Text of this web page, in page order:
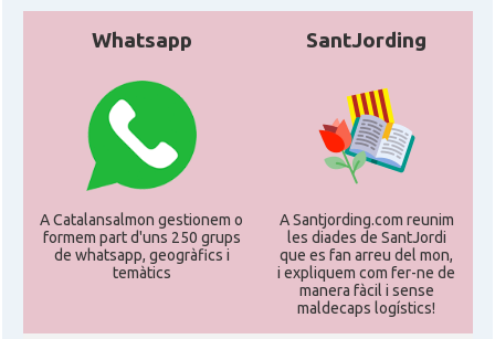
Delegació Delegació del Govern a Itàlia
Consolat Consolat general a Milano
Consolat Consolat general a Roma
Whatsapp
A Catalansalmon gestionem o
formem part d'uns 250 grups
de whatsapp, geogràfics i
temàtics
SantJording
A Santjording.com reunim
les diades de SantJordi
que es fan arreu del mon,
i expliquem com fer-ne de
manera fàcil i sense
maldecaps logí­stics!